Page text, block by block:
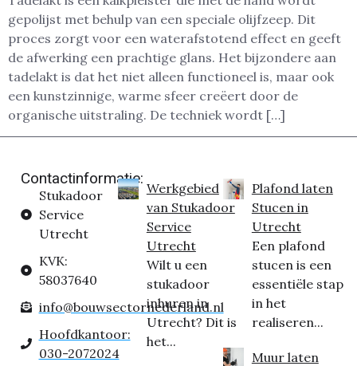
gepolijst met behulp van een speciale olijfzeep. Dit
proces zorgt voor een waterafstotend effect en geeft
de afwerking een prachtige glans. Het bijzondere aan
tadelakt is dat het niet alleen functioneel is, maar ook
een kunstzinnige, warme sfeer creëert door de
organische uitstraling. De techniek wordt […]
Contactinformatie:
Stukadoor
Service
Utrecht
KVK:
58037640
info@bouwsectornederland.nl
Hoofdkantoor:
030-2072024
Werkgebied
van Stukadoor
Service
Utrecht
Wilt u een
stukadoor
inhuren in
Utrecht? Dit is
het...
Plafond laten
Stucen in
Utrecht
Een plafond
stucen is een
essentiële stap
in het
realiseren...
Muur laten